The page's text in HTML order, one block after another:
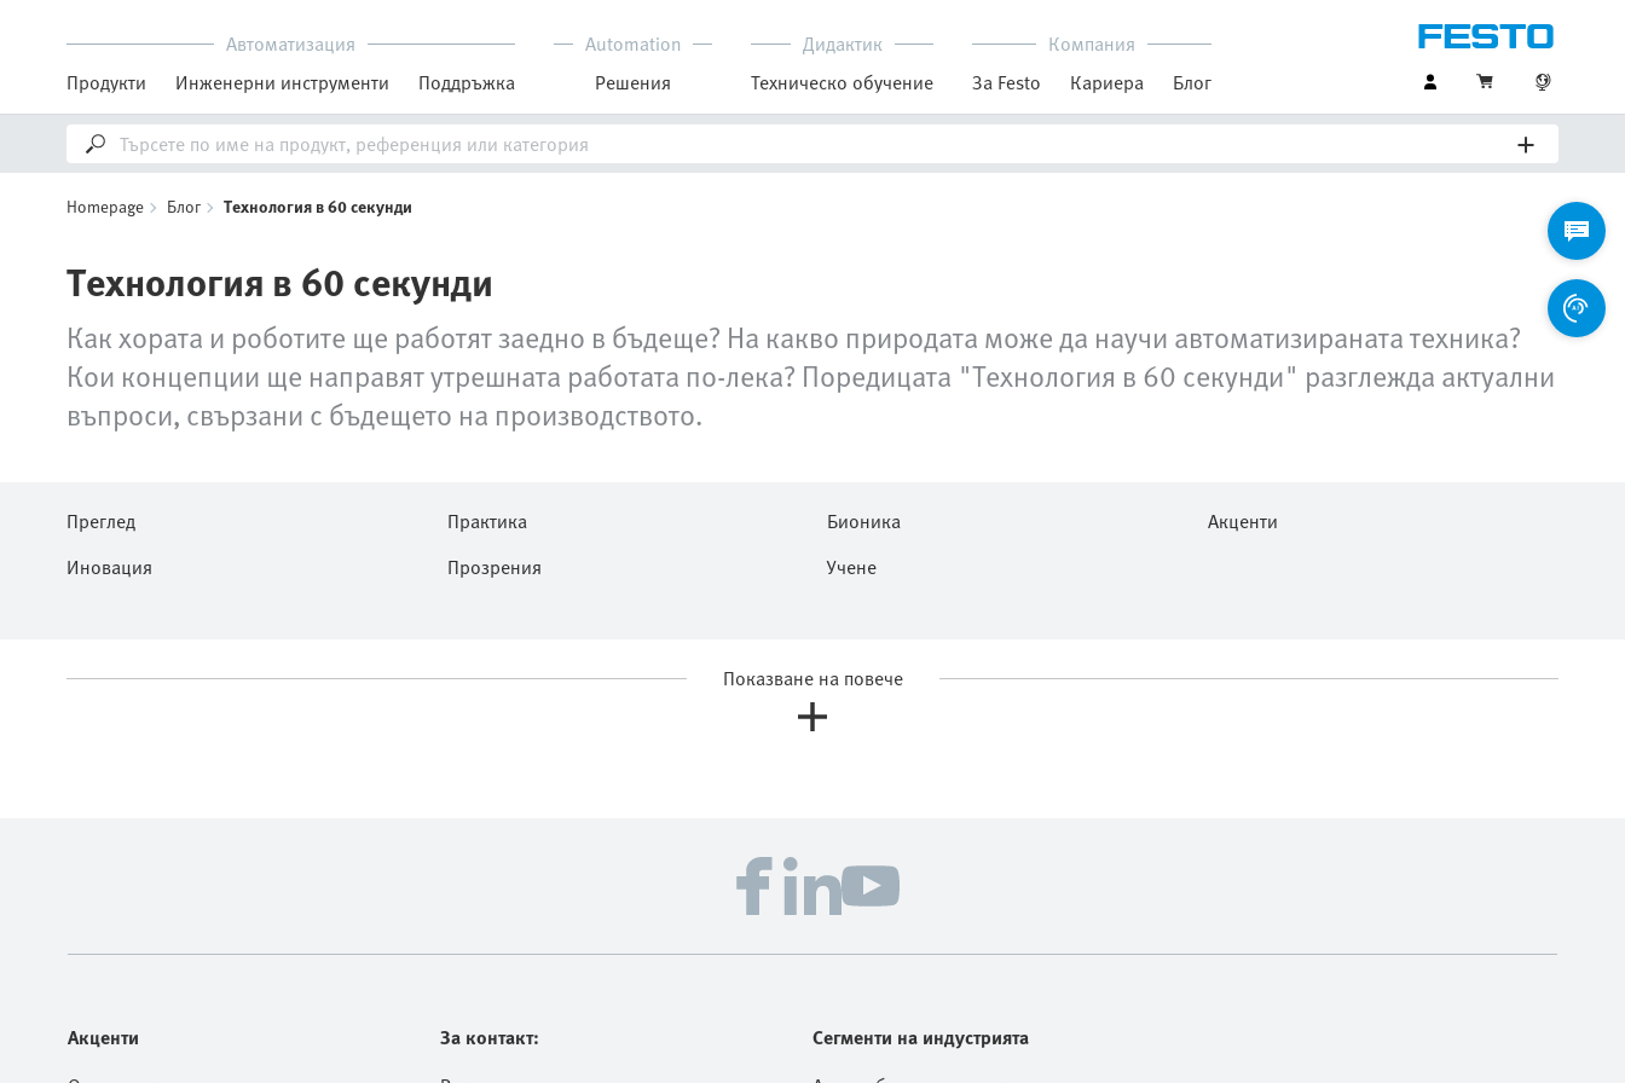
Автоматизация
Продукти
Инженерни инструменти Поддръжка
Automation
Решения
Дидактик
Техническо обучение
Компания
За Festo
Кариера Блог
Homepage Блог Технология в 60 секунди
Технология в 60 секунди
Как хората и роботите ще работят заедно в бъдеще? На какво природата може да научи автоматизираната техника?
Кои концепции ще направят утрешната работата по-лека? Поредицата "Технология в 60 секунди" разглежда актуални
въпроси, свързани с бъдещето на производството.
Преглед Практика Бионика
Акценти
Иновация
Прозрения Учене
Показване на повече
Акценти
За контакт:
Сегменти на индустрията